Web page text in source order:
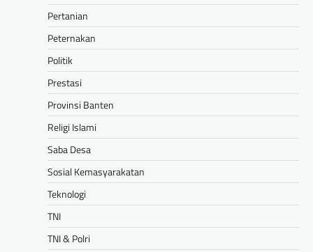
Pertanian
Peternakan
Politik
Prestasi
Provinsi Banten
Religi Islami
Saba Desa
Sosial Kemasyarakatan
Teknologi
TNI
TNI & Polri